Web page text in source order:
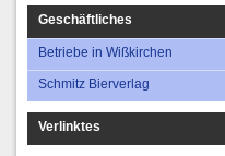
Geschäftliches
Betriebe in Wißkirchen
Schmitz Bierverlag
Verlinktes